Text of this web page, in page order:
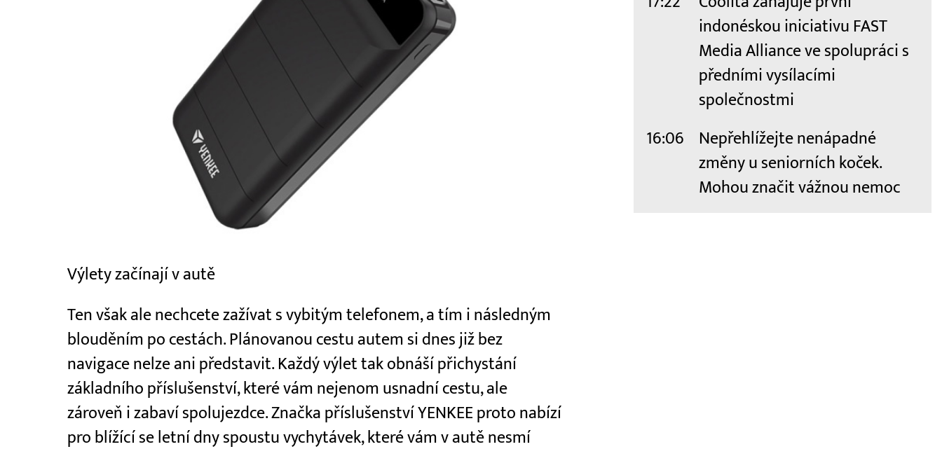
Výlety začínají v autě
Ten však ale nechcete zažívat s vybitým telefonem, a tím i následným
blouděním po cestách. Plánovanou cestu autem si dnes již bez
navigace nelze ani představit. Každý výlet tak obnáší přichystání
základního příslušenství, které vám nejenom usnadní cestu, ale
zároveň i zabaví spolujezdce. Značka příslušenství YENKEE proto nabízí
pro blížící se letní dny spoustu vychytávek, které vám v autě nesmí
indonéskou iniciativu FAST
Media Alliance ve spolupráci s
předními vysílacími
společnostmi
16:06
Nepřehlížejte nenápadné
změny u seniorních koček.
Mohou značit vážnou nemoc